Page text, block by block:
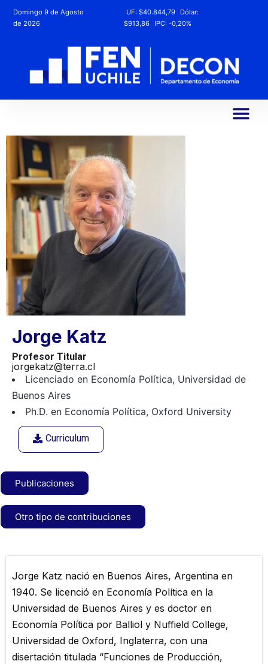
Domingo 9 de Agosto
de 2026
UF:$40.844,79
Dólar:
$913,86
IPC:-0,20%
Jorge Katz
Profesor Titular
jorgekatz@terra.cl
Licenciado en Economía Política, Universidad de
Buenos Aires
Ph.D. en Economía Política, Oxford University
Curriculum
Publicaciones
Otro tipo de contribuciones
Jorge Katz nació en Buenos Aires, Argentina en
1940. Se licenció en Economía Política en la
Universidad de Buenos Aires y es doctor en
Economía Política por Balliol y Nuffield College,
Universidad de Oxford, Inglaterra, con una
disertación titulada “Funciones de Producción,